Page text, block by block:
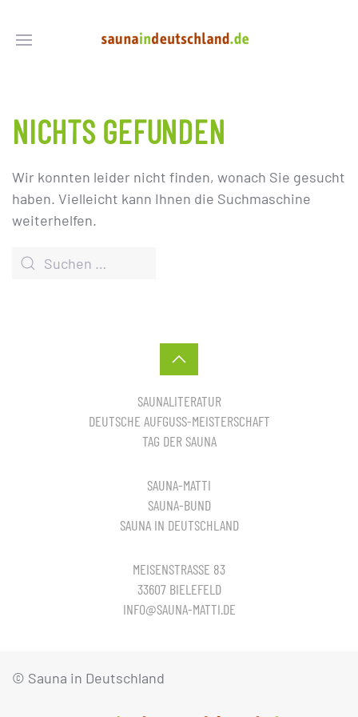
NICHTS GEFUNDEN
Wir konnten leider nicht finden, wonach Sie gesucht
haben. Vielleicht kann Ihnen die Suchmaschine
weiterhelfen.
SAUNALITERATUR
DEUTSCHE AUFGUSS-MEISTERSCHAFT
TAG DER SAUNA
SAUNA-MATTI
SAUNA-BUND
SAUNA IN DEUTSCHLAND
MEISENSTRASSE 83
33607 BIELEFELD
INFO@SAUNA-MATTI.DE
© Sauna in Deutschland